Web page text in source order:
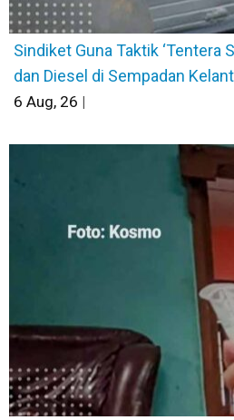
Sindiket Guna Taktik ‘Tentera
dan Diesel di Sempadan
6 Aug, 26 |